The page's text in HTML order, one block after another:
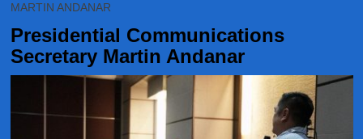
MARTIN ANDANAR
Presidential Communications
Secretary Martin Andanar